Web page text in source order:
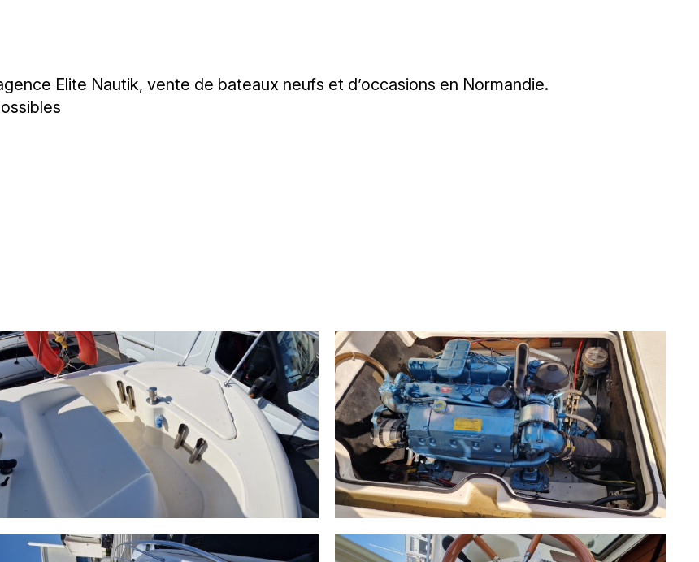
Elite Nautik, vente de bateaux neufs et d’occasions en Normandie.